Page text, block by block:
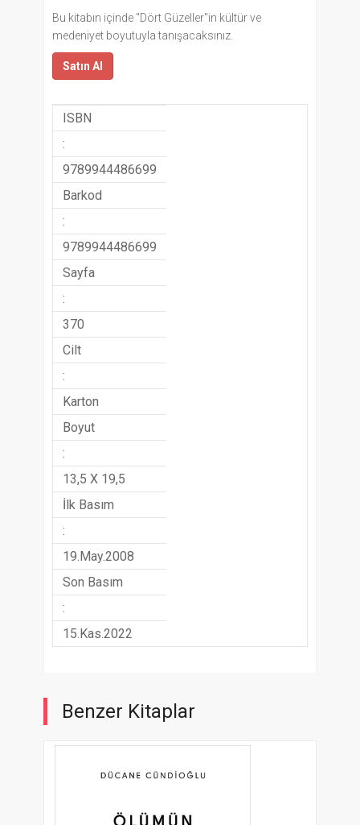
Bu kitabın içinde "Dört Güzeller"in kültür ve
medeniyet boyutuyla tanışacaksınız.
Satın Al
ISBN
:
9789944486699
Barkod
:
9789944486699
Sayfa
:
370
Cilt
:
Karton
Boyut
:
13,5 X 19,5
İlk Basım
:
19.May.2008
Son Basım
:
15.Kas.2022
Benzer Kitaplar